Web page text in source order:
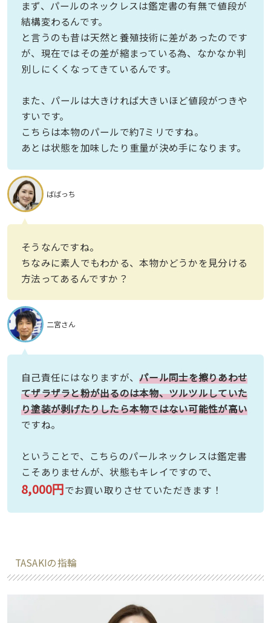
まず、パールのネックレスは鑑定書の有無で値段が
結構変わるんです。
と言うのも昔は天然と養殖技術に差があったのです
が、現在ではその差が縮まっている為、なかなか判
別しにくくなってきているんです。
また、パールは大きければ大きいほど値段がつきや
すいです。
こちらは本物のパールで約7ミリですね。
あとは状態を加味したり重量が決め手になります。
ばばっち
そうなんですね。
ちなみに素人でもわかる、本物かどうかを見分ける
方法ってあるんですか？
二宮さん
自己責任にはなりますが、パール同士を擦りあわせ
てザラザラと粉が出るのは本物、ツルツルしていた
り塗装が剥げたりしたら本物ではない可能性が高い
ですね。
ということで、こちらのパールネックレスは鑑定書
こそありませんが、状態もキレイですので、
8,000円でお買い取りさせていただきます！
TASAKIの指輪